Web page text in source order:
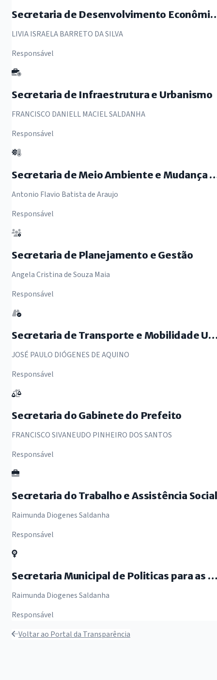
Secretaria de
LIVIA ISRAELA BARRETO DA SILVA
Responsável
Secretaria de Infraestrutura e Urbanismo
FRANCISCO DANIELL MACIEL SALDANHA
Responsável
Secretaria de Meio
Antonio Flavio Batista de Araujo
Responsável
Secretaria de Planejamento e Gestão
Angela Cristina de Souza Maia
Responsável
Secretaria de Transporte e
JOSÉ PAULO DIÓGENES DE AQUINO
Responsável
Secretaria do Gabinete do Prefeito
FRANCISCO SIVANEUDO PINHEIRO DOS SANTOS
Responsável
Secretaria do Trabalho e Assistência Social
Raimunda Diogenes Saldanha
Responsável
Secretaria Municipal de Politicas para as Mulheres
Raimunda Diogenes Saldanha
Responsável
Voltar ao Portal da Transparência